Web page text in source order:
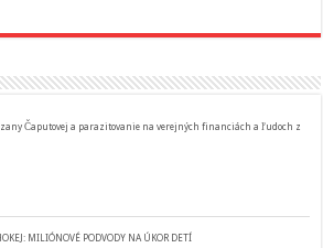
Čaputovej a parazitovanie na verejných financiách a ľudoch z
MILIÓNOVÉ PODVODY NA ÚKOR DETÍ